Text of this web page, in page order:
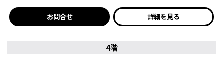
お問合せ 詳細を見る
4階